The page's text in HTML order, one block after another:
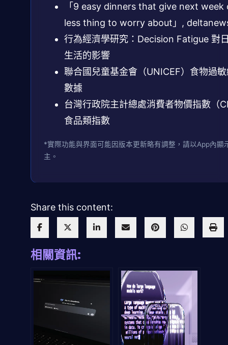
「9 easy dinners that give next week
less thing to worry about」,
行為經濟學研究：Decision Fatigue 對
生活的影響
聯合國兒童基金會（UNICEF）食物過
數據
台灣行政院主計總處消費者物價指數（
食品類指數
*實際功能與界面可能因版本更新略有調整，請以App內顯
主。
Share this content:
相關資訊: